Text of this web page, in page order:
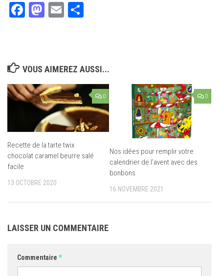
Facebook
Mastodon
Email
VOUS AIMEREZ AUSSI...
0
Recette de la tarte twix
chocolat caramel beurre salé
facile
13 OCTOBRE 2020
0
Nos idées pour remplir votre
calendrier de l’avent avec des
bonbons
16 NOVEMBRE 2021
LAISSER UN COMMENTAIRE
Commentaire *